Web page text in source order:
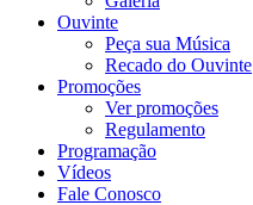
Ouvinte
Peça sua Música
Recado do Ouvinte
Promoções
Ver promoções
Regulamento
Programação
Vídeos
Fale Conosco